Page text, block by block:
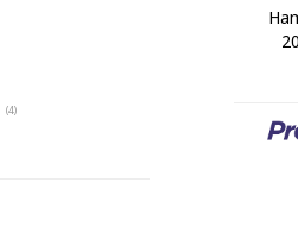
(4)